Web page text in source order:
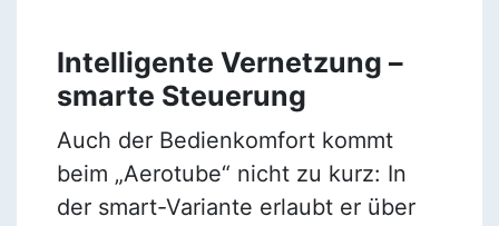
Intelligente Vernetzung –
smarte Steuerung
Auch der Bedienkomfort kommt
beim „Aerotube“ nicht zu kurz: In
der smart-Variante erlaubt er über